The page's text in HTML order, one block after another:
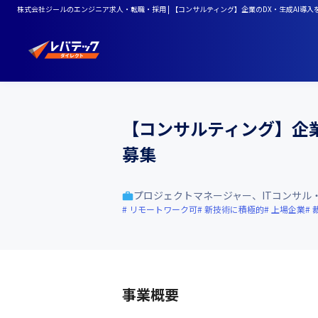
株式会社ジールのエンジニア求人・転職・採用 | 【コンサルティング】企業のDX・生成AI導
【コンサルティング】
募集
プロジェクトマネージャー、ITコンサル
リモートワーク可 新技術に積極的 上場企業
事業概要